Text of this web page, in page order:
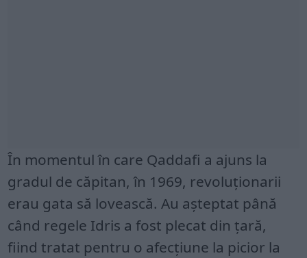
În momentul în care Qaddafi a ajuns la
gradul de căpitan, în 1969, revoluționarii
erau gata să lovească. Au așteptat până
când regele Idris a fost plecat din țară,
fiind tratat pentru o afecțiune la picior la